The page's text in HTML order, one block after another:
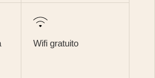
Wifi gratuito